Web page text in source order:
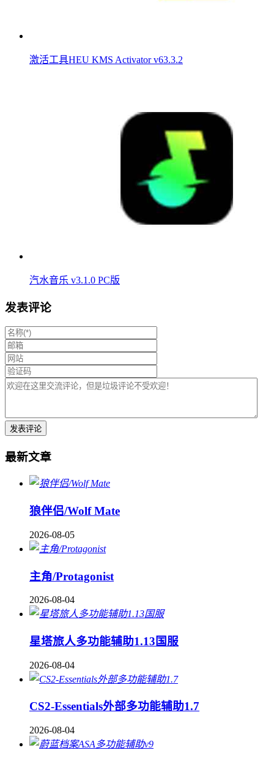
激活工具HEU KMS Activator v63.3.2
汽水音乐 v3.1.0 PC版
发表评论
最新文章
狼伴侣/Wolf Mate
2026-08-05
主角/Protagonist
2026-08-04
星塔旅人多功能辅助1.13国服
2026-08-04
CS2-Essentials外部多功能辅助1.7
2026-08-04